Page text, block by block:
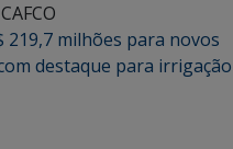
FCO
219,7 milhões para novos
destaque para irrigação